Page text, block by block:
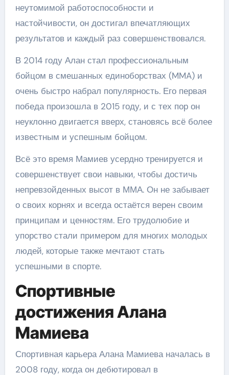
неутомимой работоспособности и
настойчивости, он достигал впечатляющих
результатов и каждый раз совершенствовался.
В 2014 году Алан стал профессиональным
бойцом в смешанных единоборствах (MMA) и
очень быстро набрал популярность. Его первая
победа произошла в 2015 году, и с тех пор он
неуклонно двигается вверх, становясь всё более
известным и успешным бойцом.
Всё это время Мамиев усердно тренируется и
совершенствует свои навыки, чтобы достичь
непревзойденных высот в ММА. Он не забывает
о своих корнях и всегда остаётся верен своим
принципам и ценностям. Его трудолюбие и
упорство стали примером для многих молодых
людей, которые также мечтают стать
успешными в спорте.
Спортивные
достижения Алана
Мамиева
Спортивная карьера Алана Мамиева началась в
2008 году, когда он дебютировал в